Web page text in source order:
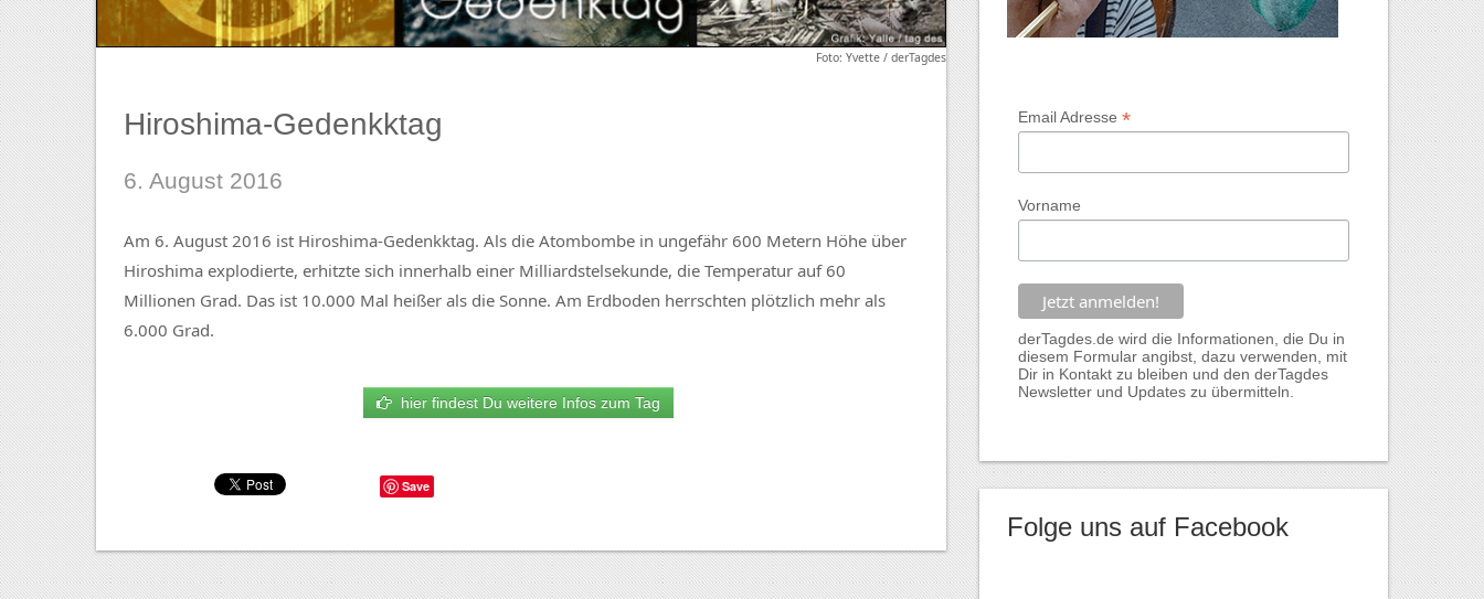
Foto: Yvette / derTagdes
Hiroshima-Gedenkktag
6. August 2016
Am 6. August 2016 ist Hiroshima-Gedenkktag. Als die Atombombe in ungefähr 600 Metern Höhe über
Hiroshima explodierte, erhitzte sich innerhalb einer Milliardstelsekunde, die Temperatur auf 60
Millionen Grad. Das ist 10.000 Mal heißer als die Sonne. Am Erdboden herrschten plötzlich mehr als
6.000 Grad.
hier findest Du weitere Infos zum Tag
Save
Email Adresse *
Vorname
derTagdes.de wird die Informationen, die Du in
diesem Formular angibst, dazu verwenden, mit
Dir in Kontakt zu bleiben und den derTagdes
Newsletter und Updates zu übermitteln.
Folge uns auf Facebook